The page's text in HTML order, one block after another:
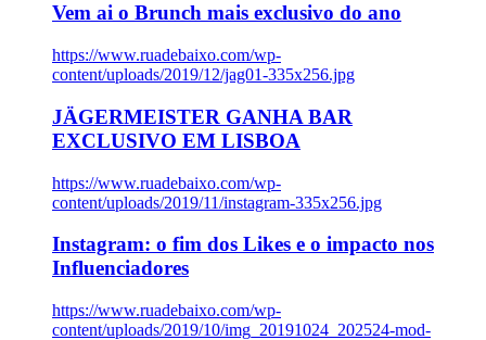
Vem ai o Brunch mais exclusivo do ano
https://www.ruadebaixo.com/wp-
content/uploads/2019/12/jag01-335x256.jpg
JÄGERMEISTER GANHA BAR
EXCLUSIVO EM LISBOA
https://www.ruadebaixo.com/wp-
content/uploads/2019/11/instagram-335x256.jpg
Instagram: o fim dos Likes e o impacto nos
Influenciadores
https://www.ruadebaixo.com/wp-
content/uploads/2019/10/img_20191024_202524-mod-